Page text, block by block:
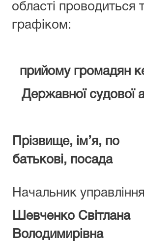
області проводиться
графіком:
прийому громадян
Державної судової
Прізвище, ім’я, по
батькові, посада
Начальник управління
Шевченко Світлана
Володимирівна